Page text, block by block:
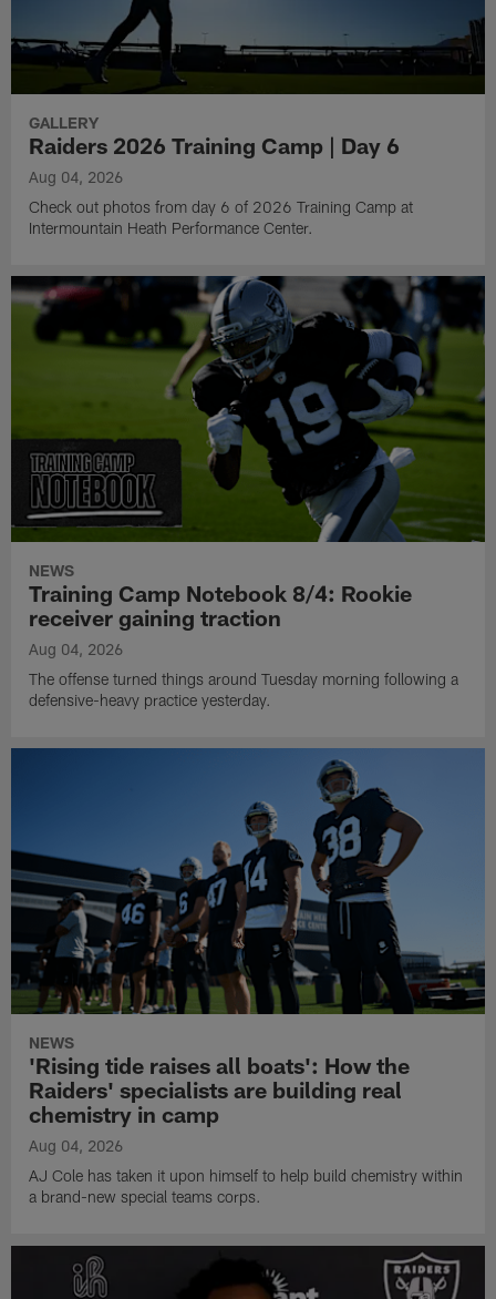
GALLERY
Raiders 2026 Training Camp | Day 6
Aug 04, 2026
Check out photos from day 6 of 2026 Training Camp at
Intermountain Heath Performance Center.
NEWS
Training Camp Notebook 8/4: Rookie
receiver gaining traction
Aug 04, 2026
The offense turned things around Tuesday morning following a
defensive-heavy practice yesterday.
NEWS
'Rising tide raises all boats': How the
Raiders' specialists are building real
chemistry in camp
Aug 04, 2026
AJ Cole has taken it upon himself to help build chemistry within
a brand-new special teams corps.